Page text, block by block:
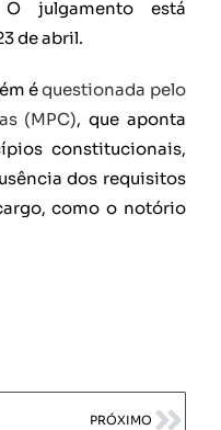
julgamento está
de abril.
équestionada pelo
(MPC), que aponta
constitucionais,
dos requisitos
como o notório
PRÓXIMO